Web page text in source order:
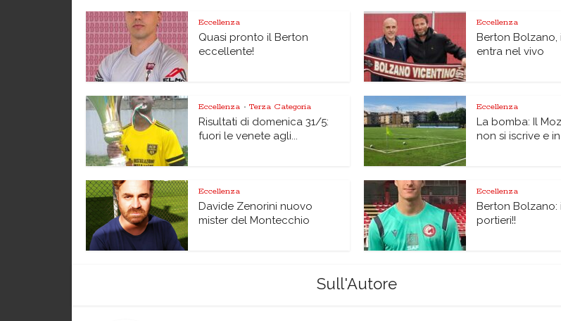
Eccellenza
Quasi pronto il Berton
eccellente!
Eccellenza
Berton Bolzano,
entra nel vivo
Eccellenza • Terza Categoria
Risultati di domenica 31/5:
fuori le venete agli...
Eccellenza
La bomba: Il
non si iscrive e in
Eccellenza
Davide Zenorini nuovo
mister del Montecchio
Eccellenza
Berton Bolzano:
portieri!!
Sull'Autore